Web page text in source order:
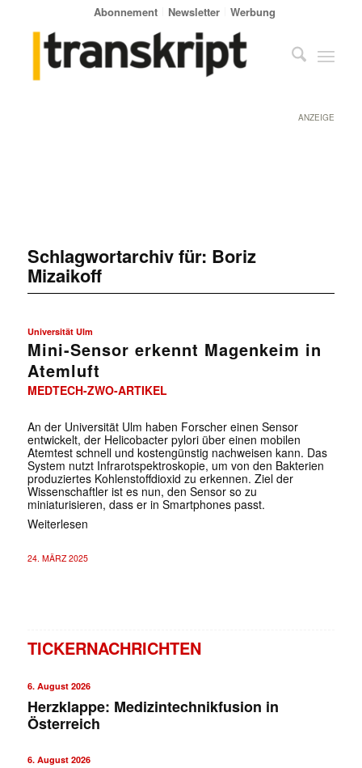
Abonnement Newsletter Werbung
ANZEIGE
Schlagwortarchiv für: Boriz
Mizaikoff
Universität Ulm
Mini-Sensor erkennt Magenkeim in
Atemluft
MEDTECH-ZWO-ARTIKEL
An der Universität Ulm haben Forscher einen Sensor
entwickelt, der Helicobacter pylori über einen mobilen
Atemtest schnell und kostengünstig nachweisen kann. Das
System nutzt Infrarotspektroskopie, um von den Bakterien
produziertes Kohlenstoffdioxid zu erkennen. Ziel der
Wissenschaftler ist es nun, den Sensor so zu
miniaturisieren, dass er in Smartphones passt.
Weiterlesen
24. MÄRZ 2025
TICKERNACHRICHTEN
6. August 2026
Herzklappe: Medizintechnikfusion in
Österreich
6. August 2026